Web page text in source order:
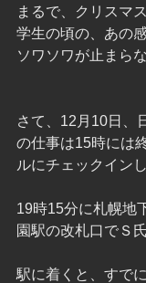
まるで、クリスマ
学生の頃の、あの
ソワソワが止まらな
さて、12月10日、
の仕事は15時には
ルにチェックイン
19時15分に札幌地
園駅の改札口でＳ
駅に着くと、すで